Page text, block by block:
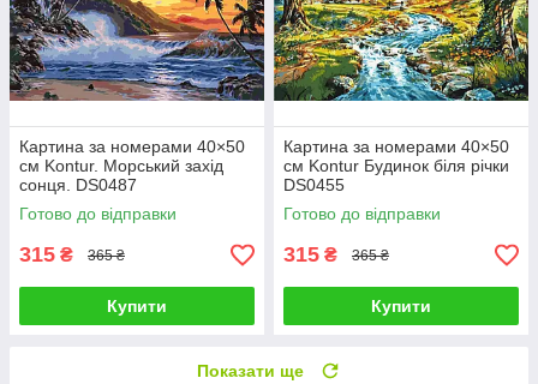
Картина за номерами 40×50
см Kontur. Морський захід
сонця. DS0487
Готово до відправки
315 ₴ 365 ₴
Купити
Картина за номерами 40×50
см Kontur Будинок біля річки
DS0455
Готово до відправки
315 ₴ 365 ₴
Купити
Показати ще